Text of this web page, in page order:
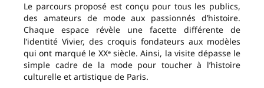
Le parcours proposé est conçu pour tous les publics,
des amateurs de mode aux passionnés d’histoire.
Chaque espace révèle une facette différente de
l’identité Vivier, des croquis fondateurs aux modèles
qui ont marqué le XXᵉ siècle. Ainsi, la visite dépasse le
simple cadre de la mode pour toucher à l’histoire
culturelle et artistique de Paris.